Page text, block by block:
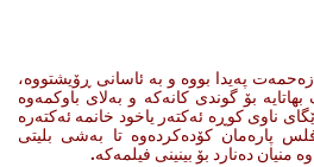
پەیدا بووە و بە ئاسانی ڕۆیشتووە،
بۆ گوندی کانه‌که‌ و به‌لای باوکمه‌وه‌
ناوی کوڕه‌ ئه‌کته‌ر یاخود خانمه‌ ئه‌کته‌ره‌
پاره‌مان کۆده‌کرده‌وه‌ تا به‌شی بلیتی
ده‌نارد بۆ بینینی فیلمه‌که‌.